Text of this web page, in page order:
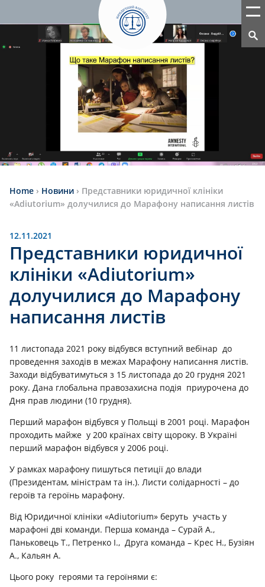
Home › Новини › Представники юридичної клініки
«Adiutorium» долучилися до Марафону написання листів
12.11.2021
Представники юридичної
клініки «Adiutorium»
долучилися до Марафону
написання листів
11 листопада 2021 року відбувся вступний вебінар до
проведення заходів в межах Марафону написання листів.
Заходи відбуватимуться з 15 листопада до 20 грудня 2021
року. Дана глобальна правозахисна подія приурочена до
Дня прав людини (10 грудня).
Перший марафон відбувся у Польщі в 2001 році. Марафон
проходить майже у 200 країнах світу щороку. В Україні
перший марафон відбувся у 2006 році.
У рамках марафону пишуться петиції до влади
(Президентам, міністрам та ін.). Листи солідарності – до
героїв та героїнь марафону.
Від Юридичної клініки «Adiutorium» беруть участь у
марафоні дві команди. Перша команда – Сурай А.,
Паньковець Т., Петренко І., Друга команда – Крес Н., Бузіян
А., Кальян А.
Цього року героями та героїнями є: